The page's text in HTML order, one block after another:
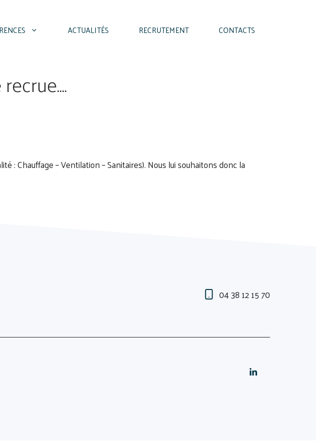
ACTUALITÉS RECRUTEMENT CONTACTS
: Chauffage – Ventilation – Sanitaires). Nous lui souhaitons donc la
04 38 12 15 70